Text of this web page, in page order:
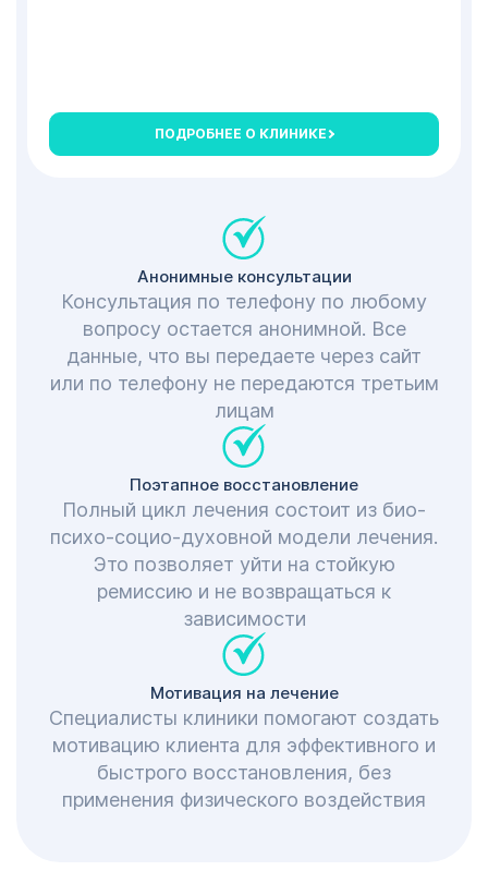
ПОДРОБНЕЕ О КЛИНИКЕ
Анонимные консультации
Консультация по телефону по любому
вопросу остается анонимной. Все
данные, что вы передаете через сайт
или по телефону не передаются третьим
лицам
Поэтапное восстановление
Полный цикл лечения состоит из био-
психо-социо-духовной модели лечения.
Это позволяет уйти на стойкую
ремиссию и не возвращаться к
зависимости
Мотивация на лечение
Специалисты клиники помогают создать
мотивацию клиента для эффективного и
быстрого восстановления, без
применения физического воздействия